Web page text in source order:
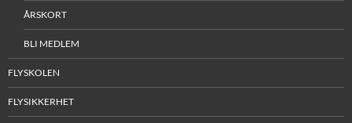
ÅRSKORT
BLI MEDLEM
FLYSKOLEN
FLYSIKKERHET